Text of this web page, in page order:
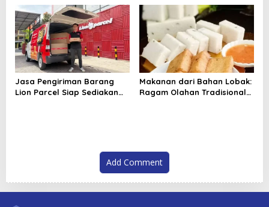
Digital
Jasa Pengiriman Barang
Lion Parcel Siap Sediakan
Makanan dari Bahan Lobak:
Ragam Olahan Tradisional
Add Comment